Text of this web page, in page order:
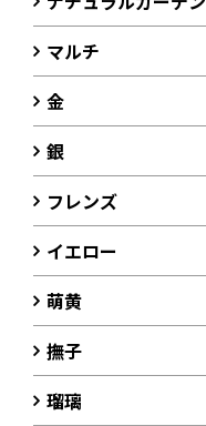
マルチ
金
銀
フレンズ
イエロー
萌黄
撫子
瑠璃